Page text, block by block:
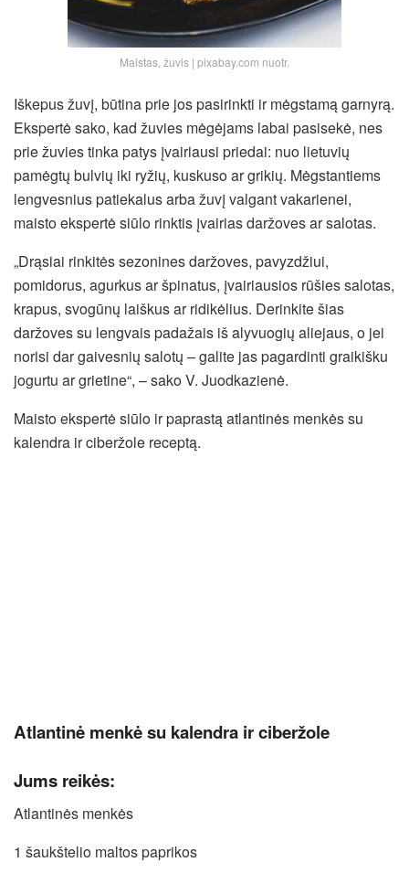
Maistas, žuvis | pixabay.com nuotr.
Iškepus žuvį, būtina prie jos pasirinkti ir mėgstamą garnyrą.
Ekspertė sako, kad žuvies mėgėjams labai pasisekė, nes
prie žuvies tinka patys įvairiausi priedai: nuo lietuvių
pamėgtų bulvių iki ryžių, kuskuso ar grikių. Mėgstantiems
lengvesnius patiekalus arba žuvį valgant vakarienei,
maisto ekspertė siūlo rinktis įvairias daržoves ar salotas.
„Drąsiai rinkitės sezonines daržoves, pavyzdžiui,
pomidorus, agurkus ar špinatus, įvairiausios rūšies salotas,
krapus, svogūnų laiškus ar ridikėlius. Derinkite šias
daržoves su lengvais padažais iš alyvuogių aliejaus, o jei
norisi dar gaivesnių salotų – galite jas pagardinti graikišku
jogurtu ar grietine“, – sako V. Juodkazienė.
Maisto ekspertė siūlo ir paprastą atlantinės menkės su
kalendra ir ciberžole receptą.
Atlantinė menkė su kalendra ir ciberžole
Jums reikės:
Atlantinės menkės
1 šaukštelio maltos paprikos